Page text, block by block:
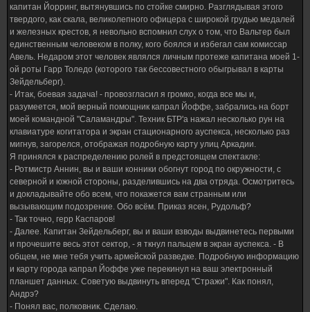
капитан Йорринг, вытянувшись по стойке смирно. Разглядывая этого
твердого, как скала, великолепного офицера с широкой грудью медалей
и железных крестов, я невольно вспомнил слух о том, что Вальтер был
единственным человеком в полку, кого боялся и избегал сам комиссар
Авель. Недаром этот человек являлся личным протеже капитана моей 1-
ой роты Гарр Толедо (которого так бессовестного обыгрывал в карты
Зейдельберг).
- Итак, боевая задача! - провозгласил я громко, когда все мы и,
разумеется, мой верный помощник капрал Йоффе, забрались на борт
моей командной "Саламандры". Техник БТР'а нажал несколько рун на
клавиатуре когитатора и экран стационарного ауспекса, несколько раз
мигнув, загорелся, отображая подробную карту улиц Аркадии.
Я принялся к распределению ролей в предстоящем спектакле:
- Ротмистр Аннин, вы и ваши конники обогнут город по окружности, с
северной и южной стороны, разделившись на два отряда. Осмотритесь
и докладывайте обо всем, что покажется вам странным или
вызывающим подозрение. Обо всём. Приказ ясен, Рудольф?
- Так точно, герр Каспаров!
- Далее. Капитан Зейдельберг, вы и ваши взводы выдвинетесь первыми
и прочешите весь этот сектор, - я ткнул пальцем в экран ауспекса. - В
общем, не мне тебя учить армейской разведке. Подробную информацию
и карту города капрал Йоффе уже перекинул на ваш электронный
планшет данных. Советую выдвинуть вперед "Стражи". Как понял,
Андрэ?
- Понял вас, полковник. Сделаю.